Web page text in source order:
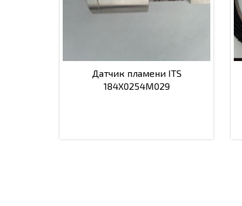
Датчик пламени ITS
184X0254M029